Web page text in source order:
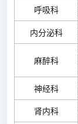
呼吸科
内分泌科
麻醉科
神经科
肾内科